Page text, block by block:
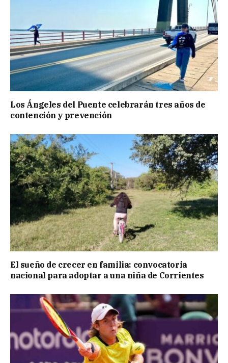
Los Ángeles del Puente celebrarán tres años de
contención y prevención
El sueño de crecer en familia: convocatoria
nacional para adoptar a una niña de Corrientes